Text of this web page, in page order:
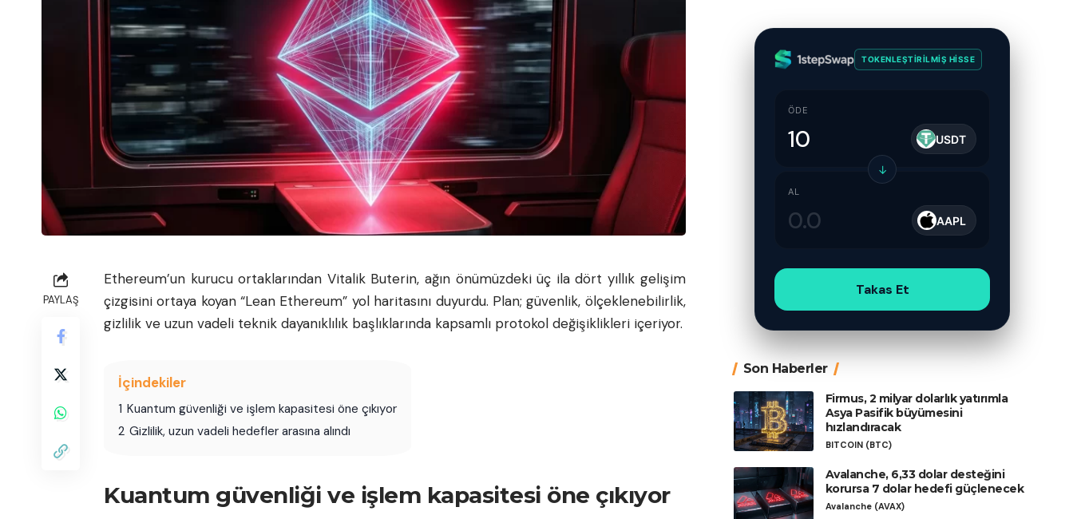
PAYLAŞ
Ethereum’un kurucu ortaklarından Vitalik Buterin, ağın önümüzdeki üç ila dört yıllık gelişim
çizgisini ortaya koyan “Lean Ethereum” yol haritasını duyurdu. Plan; güvenlik, ölçeklenebilirlik,
gizlilik ve uzun vadeli teknik dayanıklılık başlıklarında kapsamlı protokol değişiklikleri içeriyor.
İçindekiler
1 Kuantum güvenliği ve işlem kapasitesi öne çıkıyor
2 Gizlilik, uzun vadeli hedefler arasına alındı
Kuantum güvenliği ve işlem kapasitesi öne çıkıyor
TOKENLEŞTIRILMIŞ HISSE
ÖDE
USDT
↓
AL
AAPL
Takas Et
Son Haberler
Firmus, 2 milyar dolarlık yatırımla
Asya Pasifik büyümesini
hızlandıracak
BITCOIN (BTC)
Avalanche, 6,33 dolar desteğini
korursa 7 dolar hedefi güçlenecek
Avalanche (AVAX)